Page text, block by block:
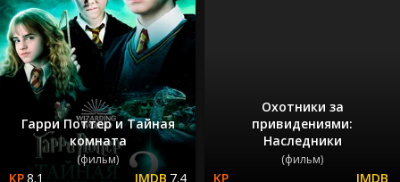
Гарри Поттер и Тайная
комната
(фильм)
8.1 7.4
Охотники за
привидениями:
Наследники
(фильм)